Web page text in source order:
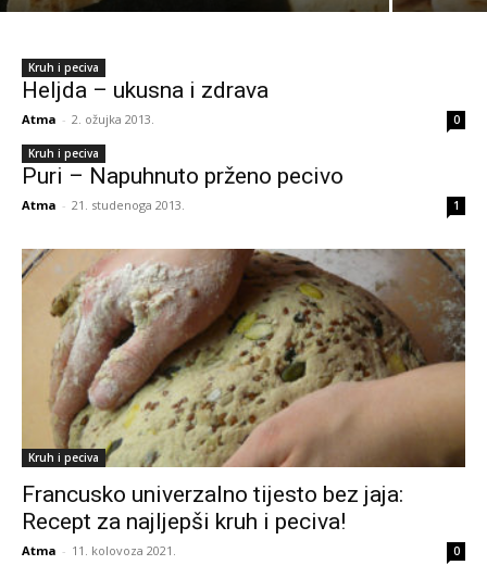
Kruh i peciva
Heljda – ukusna i zdrava
Atma - 2. ožujka 2013. 0
Kruh i peciva
Puri – Napuhnuto prženo pecivo
Atma - 21. studenoga 2013. 1
Kruh i peciva
Francusko univerzalno tijesto bez jaja:
Recept za najljepši kruh i peciva!
Atma - 11. kolovoza 2021. 0